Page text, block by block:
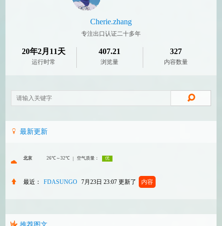
Cherie.zhang
专注出口认证二十多年
20年2月11天
运行时常
407.21
浏览量
327
内容数量
最新更新
最近： FDASUNGO 7月23日 23:07 更新了 内容